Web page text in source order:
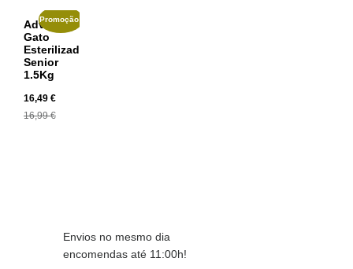
Promoção!
Advance
Gato
Esterilizado
Senior
1.5Kg
16,99€
16,49 €
Envios no mesmo dia
encomendas até 11:00h!